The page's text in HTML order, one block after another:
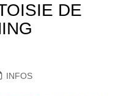
DE
INFOS